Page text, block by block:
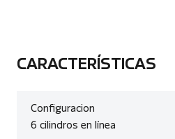
CARACTERÍSTICAS
Configuracion
6 cilindros en línea